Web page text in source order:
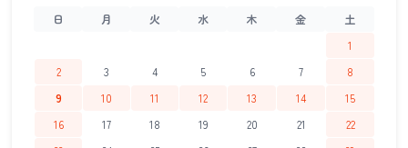
日 月 火 水 木 金
土
1
2
3 4 5 6 7
8
9
10 11 12 13 14
15
16
17 18 19 20 21
22